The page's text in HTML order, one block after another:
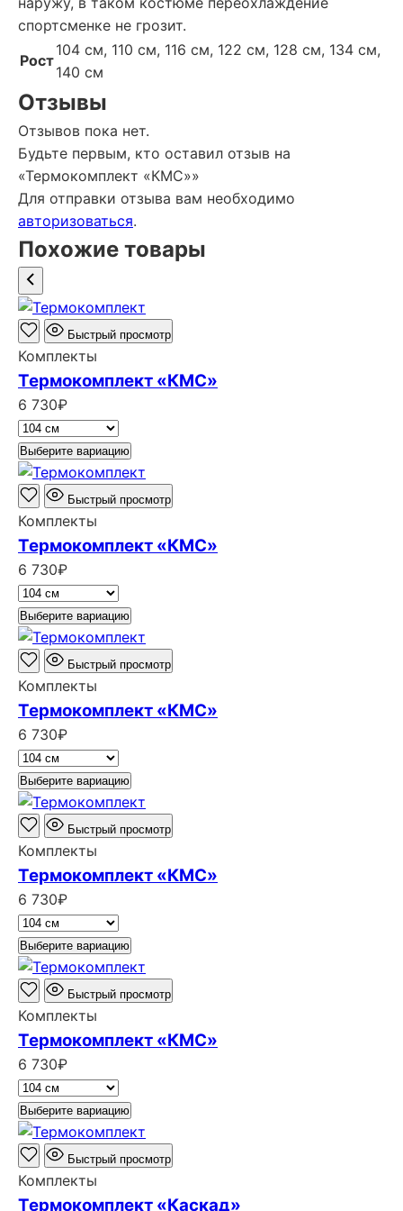
спортсменке не грозит.
Рост
104 см, 110 см, 116 см, 122 см, 128 см, 134 см,
140 см
Отзывы
Отзывов пока нет.
Будьте первым, кто оставил отзыв на
«Термокомплект «КМС»»
Для отправки отзыва вам необходимо
авторизоваться.
Похожие товары
Быстрый просмотр
Комплекты
Термокомплект «КМС»
6 730₽
Выберите вариацию
Быстрый просмотр
Комплекты
Термокомплект «КМС»
6 730₽
Выберите вариацию
Быстрый просмотр
Комплекты
Термокомплект «КМС»
6 730₽
Выберите вариацию
Быстрый просмотр
Комплекты
Термокомплект «КМС»
6 730₽
Выберите вариацию
Быстрый просмотр
Комплекты
Термокомплект «КМС»
6 730₽
Выберите вариацию
Быстрый просмотр
Комплекты
Термокомплект «Каскад»